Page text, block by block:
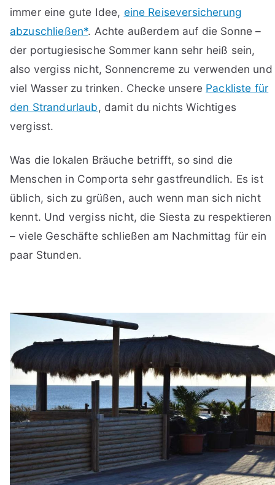
immer eine gute Idee, eine Reiseversicherung
abzuschließen*. Achte außerdem auf die Sonne –
der portugiesische Sommer kann sehr heiß sein,
also vergiss nicht, Sonnencreme zu verwenden und
viel Wasser zu trinken. Checke unsere Packliste für
den Strandurlaub, damit du nichts Wichtiges
vergisst.
Was die lokalen Bräuche betrifft, so sind die
Menschen in Comporta sehr gastfreundlich. Es ist
üblich, sich zu grüßen, auch wenn man sich nicht
kennt. Und vergiss nicht, die Siesta zu respektieren
– viele Geschäfte schließen am Nachmittag für ein
paar Stunden.